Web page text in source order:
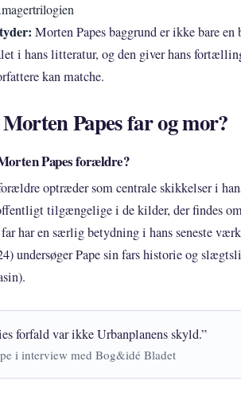
Morten Papes baggrund er ikke bare
i hans litteratur, og den giver hans
kan matche.
Papes far og mor?
Papes forældre?
optræder som centrale skikkelser i
tilgængelige i de kilder, der findes
far har en særlig betydning i hans seneste
undersøger Pape sin fars historie og
forfald var ikke Urbanplanens skyld.”
i interview med Bog&idé Bladet